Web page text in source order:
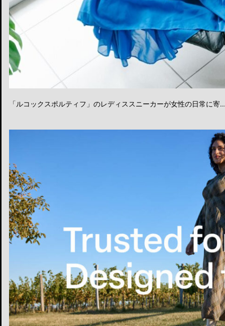
「ルコックスポルティフ」のレディススニーカーが女性の日常に寄